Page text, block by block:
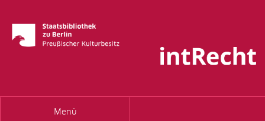
Toggle
Menü